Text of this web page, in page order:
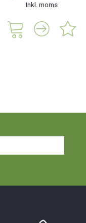
Inkl. moms